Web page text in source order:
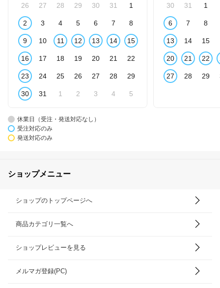
26 27 28 29 30 31 1
2 3 4 5 6 7 8
9 10 11 12 13 14 15
16 17 18 19 20 21 22
23 24 25 26 27 28 29
30 31 1 2 3 4 5
30 31 1
6 7 8
13 14 15
20 21 22
27 28 29
休業日（受注・発送対応なし）
受注対応のみ
発送対応のみ
ショップメニュー
ショップのトップページへ
商品カテゴリ一覧へ
ショップレビューを見る
メルマガ登録(PC)